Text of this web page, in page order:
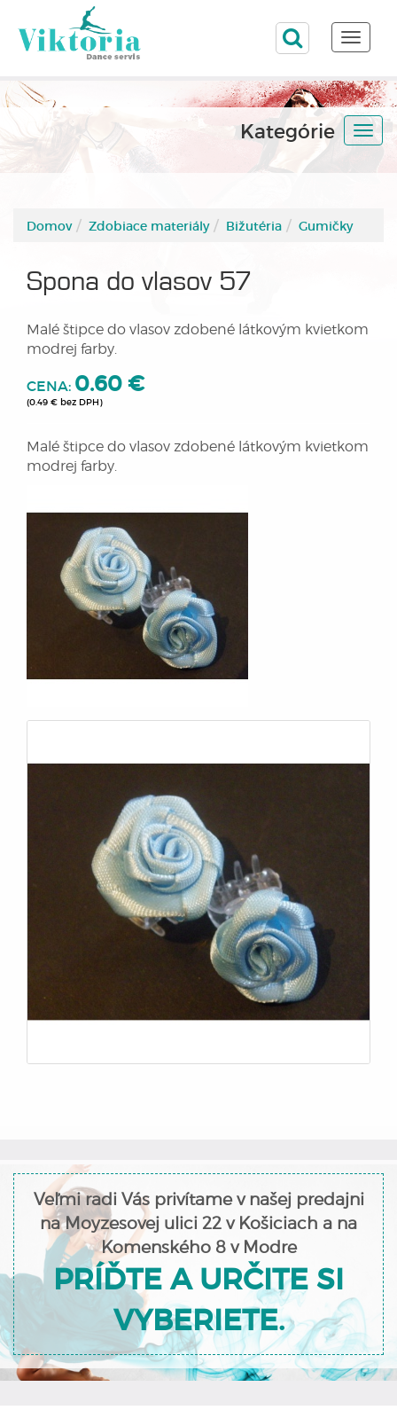
Toggle
Kategórie
Domov Zdobiace materiály Bižutéria Gumičky
Spona do vlasov 57
Malé štipce do vlasov zdobené látkovým kvietkom
modrej farby.
CENA: 0.60 €
(0.49 € bez DPH)
Malé štipce do vlasov zdobené látkovým kvietkom
modrej farby.
Veľmi radi Vás privítame v našej predajni
na Moyzesovej ulici 22 v Košiciach a na
Komenského 8 v Modre
PRÍĎTE A URČITE SI
VYBERIETE.